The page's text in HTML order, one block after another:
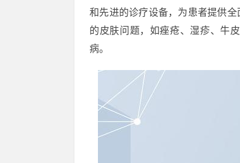
和先进的诊疗设备，为患者提供
的皮肤问题，如痤疮、湿疹、牛
病。